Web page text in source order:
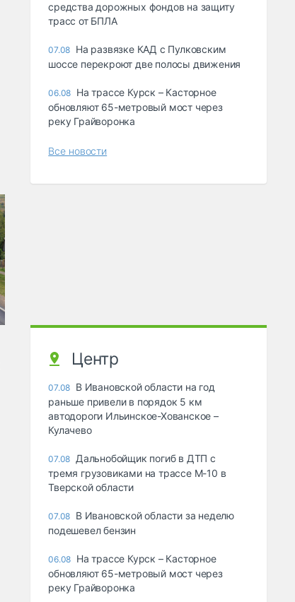
средства дорожных фондов на защиту
трасс от БПЛА
07.08 На развязке КАД с Пулковским
шоссе перекроют две полосы движения
06.08 На трассе Курск – Касторное
обновляют 65-метровый мост через
реку Грайворонка
Все новости
Центр
07.08 В Ивановской области на год
раньше привели в порядок 5 км
автодороги Ильинское-Хованское –
Кулачево
07.08 Дальнобойщик погиб в ДТП с
тремя грузовиками на трассе М-10 в
Тверской области
07.08 В Ивановской области за неделю
подешевел бензин
06.08 На трассе Курск – Касторное
обновляют 65-метровый мост через
реку Грайворонка